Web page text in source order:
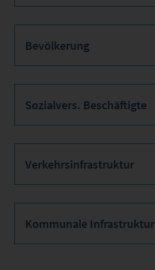
Bevölkerung
Sozialvers. Beschäftigte
Verkehrsinfrastruktur
Kommunale Infrastruktur